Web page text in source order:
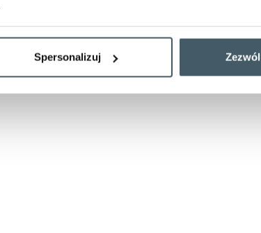
Spersonalizuj